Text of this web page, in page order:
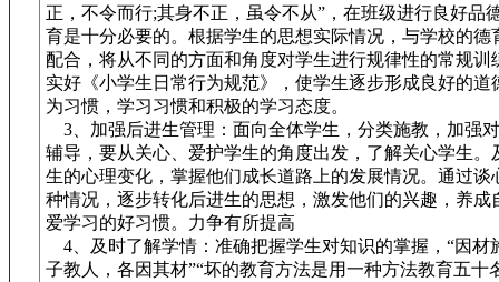
正，不令而行;其身不正，虽令不从”，在班级进行良好品
育是十分必要的。根据学生的思想实际情况，与学校的德
配合，将从不同的方面和角度对学生进行规律性的常规训
实好《小学生日常行为规范》，使学生逐步形成良好的道
为习惯，学习习惯和积极的学习态度。
3、加强后进生管理：面向全体学生，分类施教，加强
辅导，要从关心、爱护学生的角度出发，了解关心学生。
生的心理变化，掌握他们成长道路上的发展情况。通过谈
种情况，逐步转化后进生的思想，激发他们的兴趣，养成
爱学习的好习惯。力争有所提高
4、及时了解学情：准确把握学生对知识的掌握，“因材
子教人，各因其材”“坏的教育方法是用一种方法教育五十